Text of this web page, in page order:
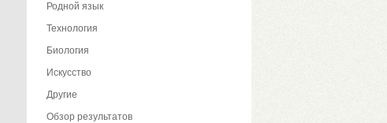
Родной язык
Технология
Биология
Искусство
Другие
Обзор результатов